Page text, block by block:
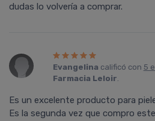
dudas lo volvería a comprar.
Evangelina calificó con 5
Farmacia Leloir.
Es un excelente producto para
Es la segunda vez que compro